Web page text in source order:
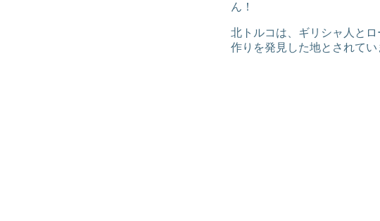
ん！
北トルコは、ギリシャ人と
作りを発見した地とされてい